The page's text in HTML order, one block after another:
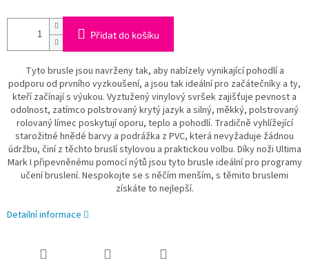
Přidat do košíku
Tyto brusle jsou navrženy tak, aby nabízely vynikající pohodlí a
podporu od prvního vyzkoušení, a jsou tak ideální pro začátečníky a ty,
kteří začínají s výukou. Vyztužený vinylový svršek zajišťuje pevnost a
odolnost, zatímco polstrovaný krytý jazyk a silný, měkký, polstrovaný
rolovaný límec poskytují oporu, teplo a pohodlí. Tradičně vyhlížející
starožitné hnědé barvy a podrážka z PVC, která nevyžaduje žádnou
údržbu, činí z těchto bruslí stylovou a praktickou volbu. Díky noži Ultima
Mark I připevněnému pomocí nýtů jsou tyto brusle ideální pro programy
učení bruslení. Nespokojte se s něčím menším, s těmito bruslemi
získáte to nejlepší.
Detailní informace